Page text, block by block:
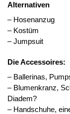
Alternativen
– Hosenanzug
– Kostüm
– Jumpsuit
Die Accessoires:
– Ballerinas,
– Blumenkranz,
Diadem?
– Handschuhe,